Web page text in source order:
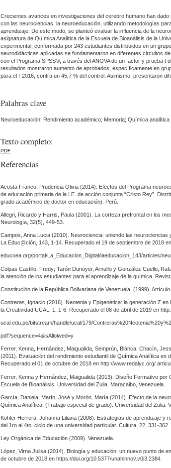
Crecientes avances en investigaciones del cerebro humano han
con las neurociencias, la neuroeducación, utilizando metodologías
aprendizaje. De este modo, se planteó evaluar la influencia de la
asignatura de Química Analítica de la Escuela de Bioanálisis de la
experimental, conformada por 243 estudiantes distribuidos en un
neurodidácticas aplicadas se fundamentaron en diferentes circuitos
con el Programa SPSS®, a través del ANOVA de un factor y prueba t
resultados mostraron aumento de aprobados, específicamente en
para el I-2016, contra un 45,7 % del control. Asimismo, presentaron
Palabras clave
Neuroeducación; Rendimiento académico; Memoria; Química analítica
Texto completo:
PDF
Referencias
Acosta Franco, Prudencia Olivia (2014). Efectos del Programa
de educación primaria de la I.E. de acción conjunta “Cristo Rey”.
grado académico de doctor en educación). Perú.
Allegri, Ricardo y Harris, Paula (2001). La corteza prefrontal en los
Neurología, 32(5), 449-53.
Campos, Anna Lucia (2010). Neurociencia: uniendo las neurociencias
La Educ@ción, 143, 1-14. Recuperado el 19 de septiembre de 2018
educoea.org/portal/La_Educacion_Digital/laeducacion_143/articles/
Colpas Castillo, Fredy; Tarón Dunoyer, Arnulfo y González Cuello,
la atención de los estudiantes para el aprendizaje de la química.
Constitución de la República Bolivariana de Venezuela. (1999). Artículo
Contreras, Ignacio (2016). Neotenia y Epigenética: la generación Z
la Creatividad UCAL, 1, 1-6. Recuperado el 08 de abril de 2019 en
ucal.edu.pe/bitstream/handle/ucal/179/
pdf?sequence=4&isAllolwed=y
Ferrer, Kenna, Hernández, Maigualida, Semprún, Blanca, Chacín,
(2011). Evaluación del rendimiento estudiantil de Química Analítica en
Recuperado el 01 de octubre de 2018 en http://www.redalyc.org/
Ferrer, Kenna y Hernández, Maigualida (2013). Diseño Formativo por
Escuela de Bioanálisis, Universidad del Zulia. Maracaibo, Venezuela.
García, Daniela, Marín, José y Morón, María (2014). Efecto de la
Química Analítica. (Trabajo especial de grado). Universidad del Zulia.
Kohler Herrera, Johanna Liliana (2008). Estrategias de aprendizaje y
del 1ro al 4to. ciclo de una universidad particular. Cultura, 22, 331-362.
Ley Orgánica de Educación (2009). Venezuela.
López, Virna Julisa (2014). Biología y educación: un nuevo punto de
de octubre de 2018 en https://doi.org/10.5377/unahinnov.v0i3.2384